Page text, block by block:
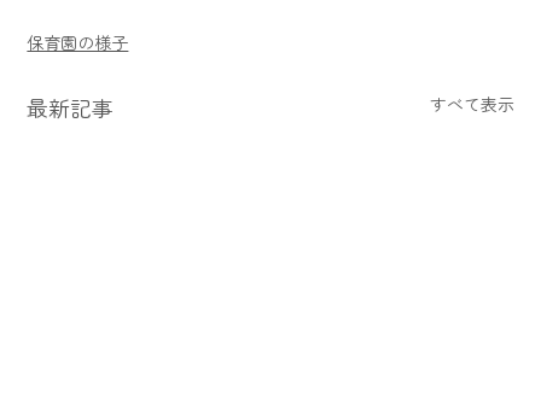
保育園の様子
最新記事 すべて表示